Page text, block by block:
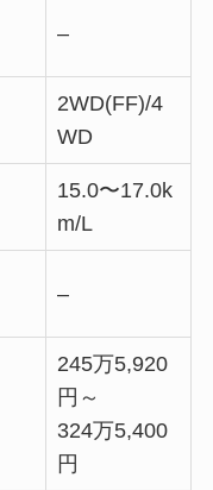
–
2WD(FF)/4
WD
15.0〜17.0k
m/L
–
245万5,920
円～
324万5,400
円